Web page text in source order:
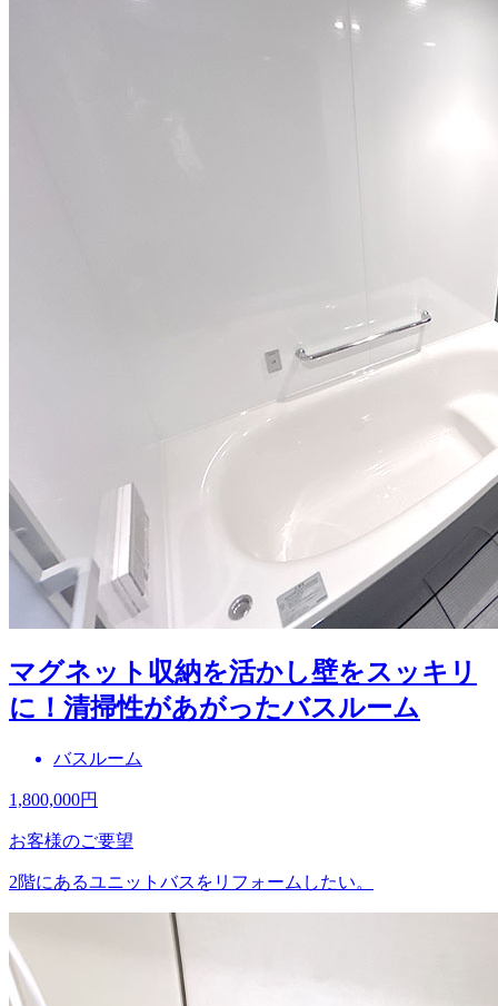
マグネット収納を活かし壁をスッキリ
に！清掃性があがったバスルーム
バスルーム
1,800,000円
お客様のご要望
2階にあるユニットバスをリフォームしたい。